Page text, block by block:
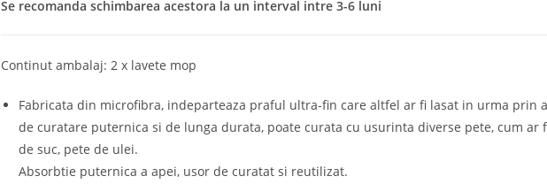
Se recomanda schimbarea acestora la un interval intre 3-6 luni
Continut ambalaj: 2 x lavete mop
Fabricata din microfibra, indeparteaza praful ultra-fin care altfel ar fi lasat in urma prin
de curatare puternica si de lunga durata, poate curata cu usurinta diverse pete, cum ar
de suc, pete de ulei.
Absorbtie puternica a apei, usor de curatat si reutilizat.